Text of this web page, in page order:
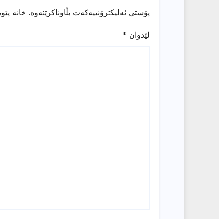
پۆستی ئەلیکترۆنییەکەت بڵاوناکرێتەوە. خانە
لێدوان *